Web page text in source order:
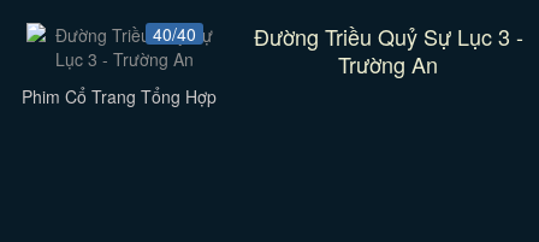
40/40
Đường Triều Quỷ Sự Lục 3 -
Trường An
Phim Cổ Trang Tổng Hợp